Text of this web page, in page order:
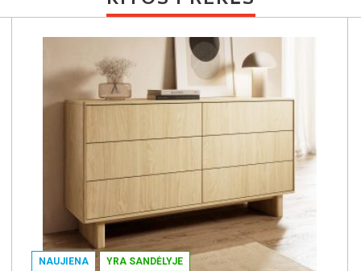
NAUJIENA YRA SANDĖLYJE